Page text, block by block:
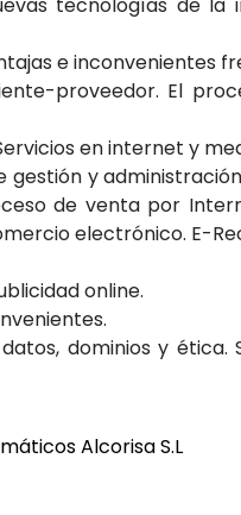
e inconvenientes
proveedor. El
en internet y
y
de venta por
electrónico. E-
online.
dominios y ética.
Alcorisa S.L